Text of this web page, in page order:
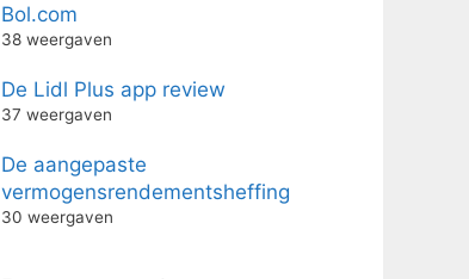
Bol.com
38 weergaven
De Lidl Plus app review
37 weergaven
De aangepaste
vermogensrendementsheffing
30 weergaven